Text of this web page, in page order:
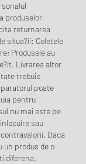
produselor
returnarea
situa?ii: Coletele
Produsele au
Livrarea altor
trebuie
poate
pentru
nu mai este pe
sau
Daca
un produs de o
diferena,